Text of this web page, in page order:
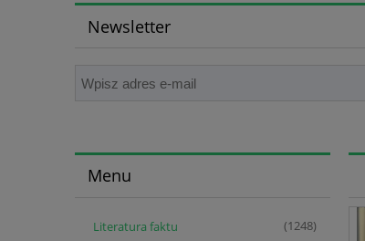
Newsletter
Menu
Literatura faktu (1248)